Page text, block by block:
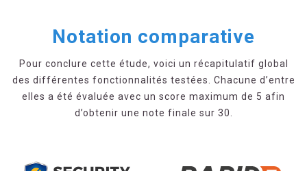
Notation comparative
Pour conclure cette étude, voici un récapitulatif global
des différentes fonctionnalités testées. Chacune d’entre
elles a été évaluée avec un score maximum de 5 afin
d’obtenir une note finale sur 30.